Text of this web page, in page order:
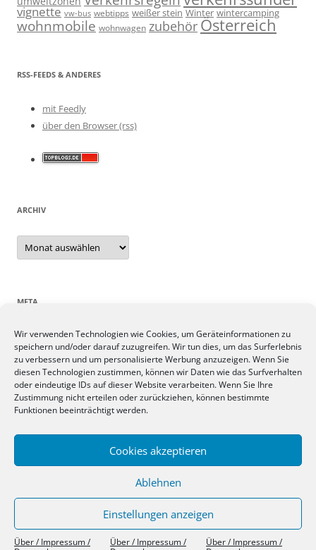
Wir verwenden Technologien wie Cookies, um Geräteinformationen zu
speichern und/oder darauf zuzugreifen. Wir tun dies, um das Surferlebnis
zu verbessern und um personalisierte Werbung anzuzeigen. Wenn Sie
diesen Technologien zustimmen, können wir Daten wie das Surfverhalten
oder eindeutige IDs auf dieser Website verarbeiten. Wenn Sie Ihre
Zustimmung nicht erteilen oder zurückziehen, können bestimmte
Funktionen beeinträchtigt werden.
Cookies akzeptieren
Ablehnen
Einstellungen anzeigen
Über / Impressum /
Über / Impressum /
Über / Impressum /
vignette vw-bus webtipps weißer stein Winter wintercamping
wohnmobile wohnwagen zubehör Österreich
RSS-FEEDS & ANDERES
mit Feedly
über den Browser (rss)
ARCHIV
Archiv
META
Anmelden
Eintrags-Feed
Kommentar-Feed
WordPress.org
SIEBEN TAGE, SIEBEN THEMEN